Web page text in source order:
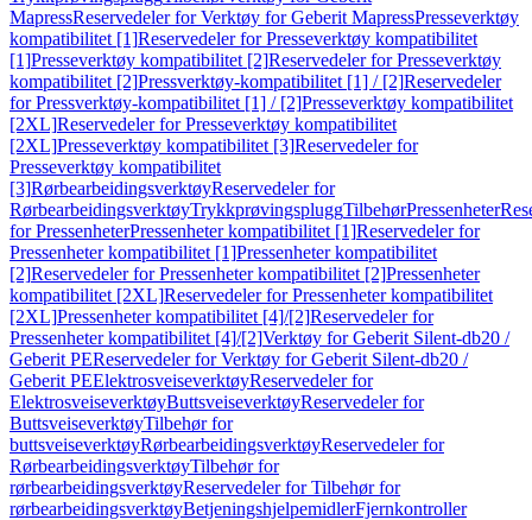
MapressReservedeler for Verktøy for Geberit MapressPresseverktøy
kompatibilitet [1]Reservedeler for Presseverktøy kompatibilitet
[1]Presseverktøy kompatibilitet [2]Reservedeler for Presseverktøy
kompatibilitet [2]Pressverktøy-kompatibilitet [1] / [2]Reservedeler
for Pressverktøy-kompatibilitet [1] / [2]Presseverktøy kompatibilitet
[2XL]Reservedeler for Presseverktøy kompatibilitet
[2XL]Presseverktøy kompatibilitet [3]Reservedeler for
Presseverktøy kompatibilitet
[3]RørbearbeidingsverktøyReservedeler for
RørbearbeidingsverktøyTrykkprøvingspluggTilbehørPressenheter
for PressenheterPressenheter kompatibilitet [1]Reservedeler for
Pressenheter kompatibilitet [1]Pressenheter kompatibilitet
[2]Reservedeler for Pressenheter kompatibilitet [2]Pressenheter
kompatibilitet [2XL]Reservedeler for Pressenheter kompatibilitet
[2XL]Pressenheter kompatibilitet [4]/[2]Reservedeler for
Pressenheter kompatibilitet [4]/[2]Verktøy for Geberit Silent-db20 /
Geberit PEReservedeler for Verktøy for Geberit Silent-db20 /
Geberit PEElektrosveiseverktøyReservedeler for
ElektrosveiseverktøyButtsveiseverktøyReservedeler for
ButtsveiseverktøyTilbehør for
buttsveiseverktøyRørbearbeidingsverktøyReservedeler for
RørbearbeidingsverktøyTilbehør for
rørbearbeidingsverktøyReservedeler for Tilbehør for
rørbearbeidingsverktøyBetjeningshjelpemidlerFjernkontroller